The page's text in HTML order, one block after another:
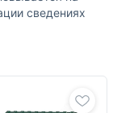
сведениях